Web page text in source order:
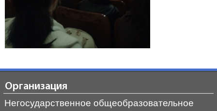
Организация
Негосударственное общеобразовательное